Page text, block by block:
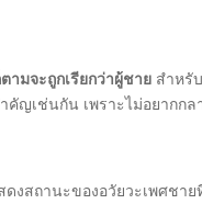
ามจะถูกเรียกว่าผู้ชาย สำหรั
คัญเช่นกัน เพราะไม่อยากกล
งสถานะของอวัยวะเพศชา